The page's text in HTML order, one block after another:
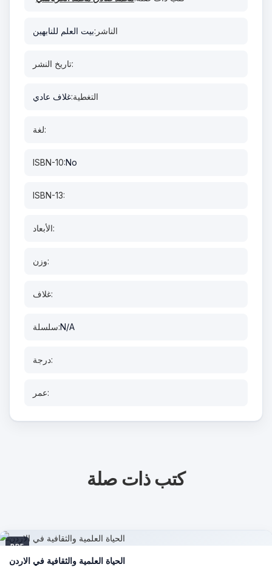
الناشر:بيت العلم للنابهين
تاريخ النشر:
التغطية:غلاف عادي
لغة:
ISBN-10:No
ISBN-13:
الأبعاد:
وزن:
غلاف:
سلسلة:N/A
درجة:
عمر:
كتب ذات صلة
PDF
الحياة العلمية والثقافية في الاردن